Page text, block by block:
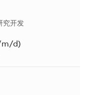
别
究开发
m/d)